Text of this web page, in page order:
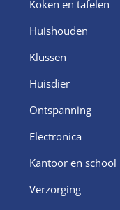
Koken en tafelen
Huishouden
Klussen
Huisdier
Ontspanning
Electronica
Kantoor en school
Verzorging